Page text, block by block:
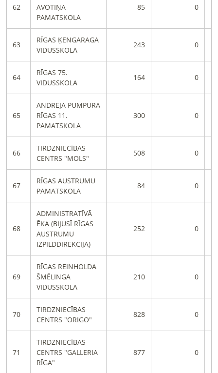
62
AVOTIŅA
PAMATSKOLA
85 0
63
RĪGAS ĶENGARAGA
VIDUSSKOLA
243 0
64
RĪGAS 75.
VIDUSSKOLA
164 0
65
ANDREJA PUMPURA
RĪGAS 11.
PAMATSKOLA
300 0
66
TIRDZNIECĪBAS
CENTRS "MOLS"
508 0
67
RĪGAS AUSTRUMU
PAMATSKOLA
84 0
68
ADMINISTRATĪVĀ
ĒKA (BIJUSĪ RĪGAS
AUSTRUMU
IZPILDDIREKCIJA)
252 0
69
RĪGAS REINHOLDA
ŠMĒLINGA
VIDUSSKOLA
210 0
70
TIRDZNIECĪBAS
CENTRS "ORIGO"
828 0
71
TIRDZNIECĪBAS
CENTRS "GALLERIA
RĪGA"
877 0